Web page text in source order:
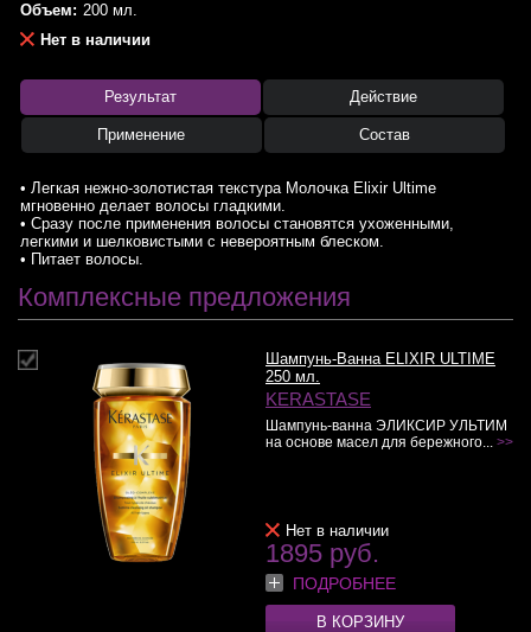
Объем: 200 мл.
Нет в наличии
Результат Действие
Применение Состав
• Легкая нежно-золотистая текстура Молочка Elixir Ultime
мгновенно делает волосы гладкими.
• Сразу после применения волосы становятся ухоженными,
легкими и шелковистыми с невероятным блеском.
• Питает волосы.
Комплексные предложения
Шампунь-Ванна ELIXIR ULTIME
250 мл.
KERASTASE
Шампунь-ванна ЭЛИКСИР УЛЬТИМ
на основе масел для бережного... >>
Нет в наличии
1895 руб.
ПОДРОБНЕЕ
В КОРЗИНУ